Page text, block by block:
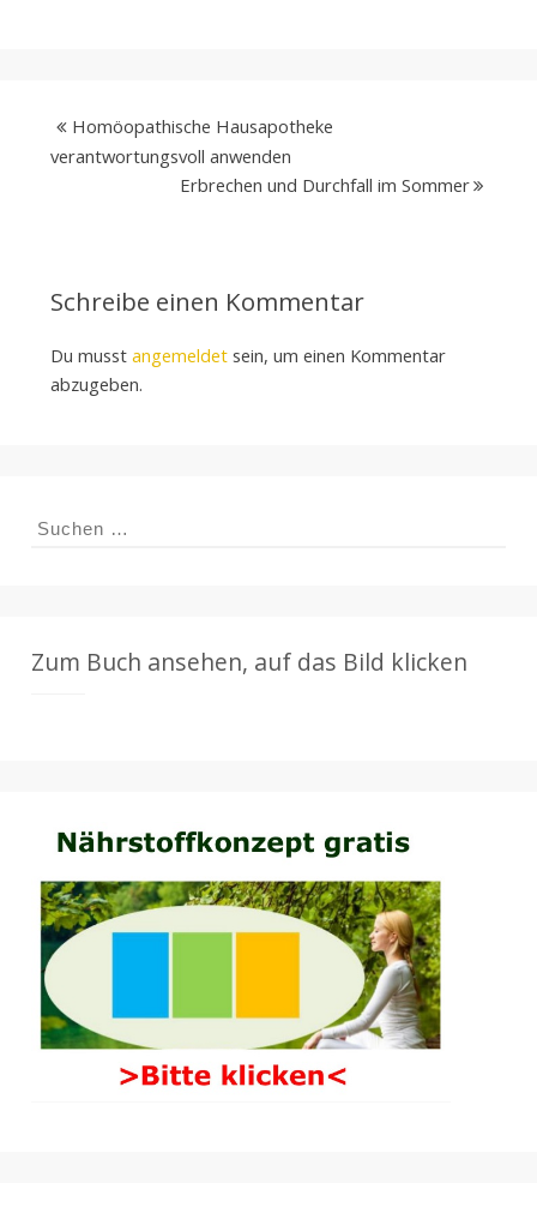
Homöopathische Hausapotheke
verantwortungsvoll anwenden
Erbrechen und Durchfall im Sommer
Schreibe einen Kommentar
Du musst angemeldetsein, um einen Kommentar
abzugeben.
Suchen
Zum Buch ansehen, auf das Bild klicken